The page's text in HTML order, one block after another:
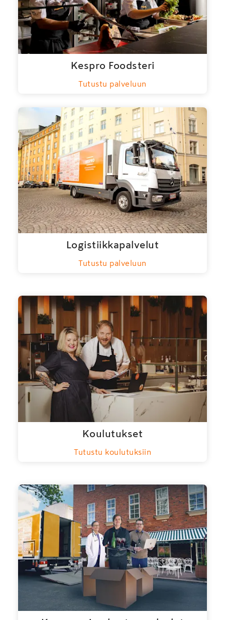
Kespro Foodsteri
Tutustu palveluun
Logistiikkapalvelut
Tutustu palveluun
Koulutukset
Tutustu koulutuksiin